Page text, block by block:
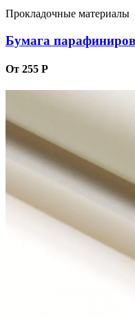
Прокладочные материалы
Бумага
От 255 Р